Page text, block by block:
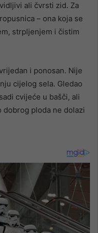
ali čvrsti zid. Za
– ona koja se
strpljenjem i čistim
i ponosan. Nije
cijelog sela. Gledao
cvijeće u bašči, ali
dobrog ploda ne dolazi